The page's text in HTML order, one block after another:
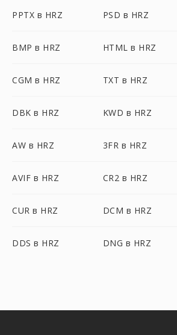
PPTX в HRZ PSD в HRZ
BMP в HRZ HTML в HRZ
CGM в HRZ TXT в HRZ
DBK в HRZ KWD в HRZ
AW в HRZ 3FR в HRZ
AVIF в HRZ CR2 в HRZ
CUR в HRZ DCM в HRZ
DDS в HRZ DNG в HRZ